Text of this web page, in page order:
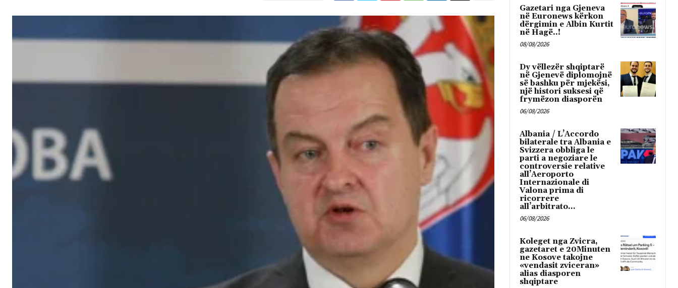
Gazetari nga Gjeneva
në Euronews kërkon
dërgimin e Albin Kurtit
në Hagë..!
08/08/2026
Dy vëllezër shqiptarë
në Gjenevë diplomojnë
së bashku për mjekësi,
një histori suksesi që
frymëzon diasporën
06/08/2026
Albania / L’Accordo
bilaterale tra Albania e
Svizzera obbliga le
parti a negoziare le
controversie relative
all’Aeroporto
Internazionale di
Valona prima di
ricorrere
all’arbitrato...
06/08/2026
Koleget nga Zvicra,
gazetaret e 20Minuten
ne Kosove takojne
«vendasit zviceran»
alias diasporen
shqiptare